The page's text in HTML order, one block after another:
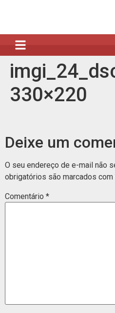
330×220
Deixe um
O seu endereço de e-mail não
obrigatórios são marcados com
Comentário *